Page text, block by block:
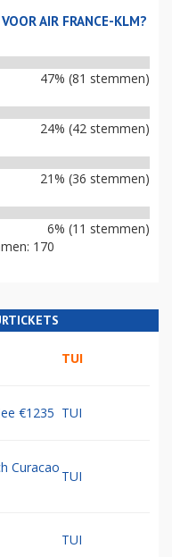
AIR FRANCE-KLM?
47% (81 stemmen)
24% (42 stemmen)
21% (36 stemmen)
6% (11 stemmen)
170
TUI
€1235 TUI
Curacao
TUI
TUI